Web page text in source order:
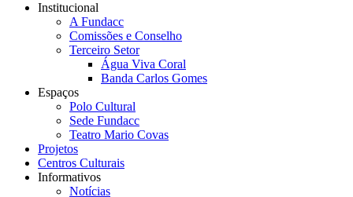
Institucional
A Fundacc
Comissões e Conselho
Terceiro Setor
Água Viva Coral
Banda Carlos Gomes
Espaços
Polo Cultural
Sede Fundacc
Teatro Mario Covas
Projetos
Centros Culturais
Informativos
Notícias